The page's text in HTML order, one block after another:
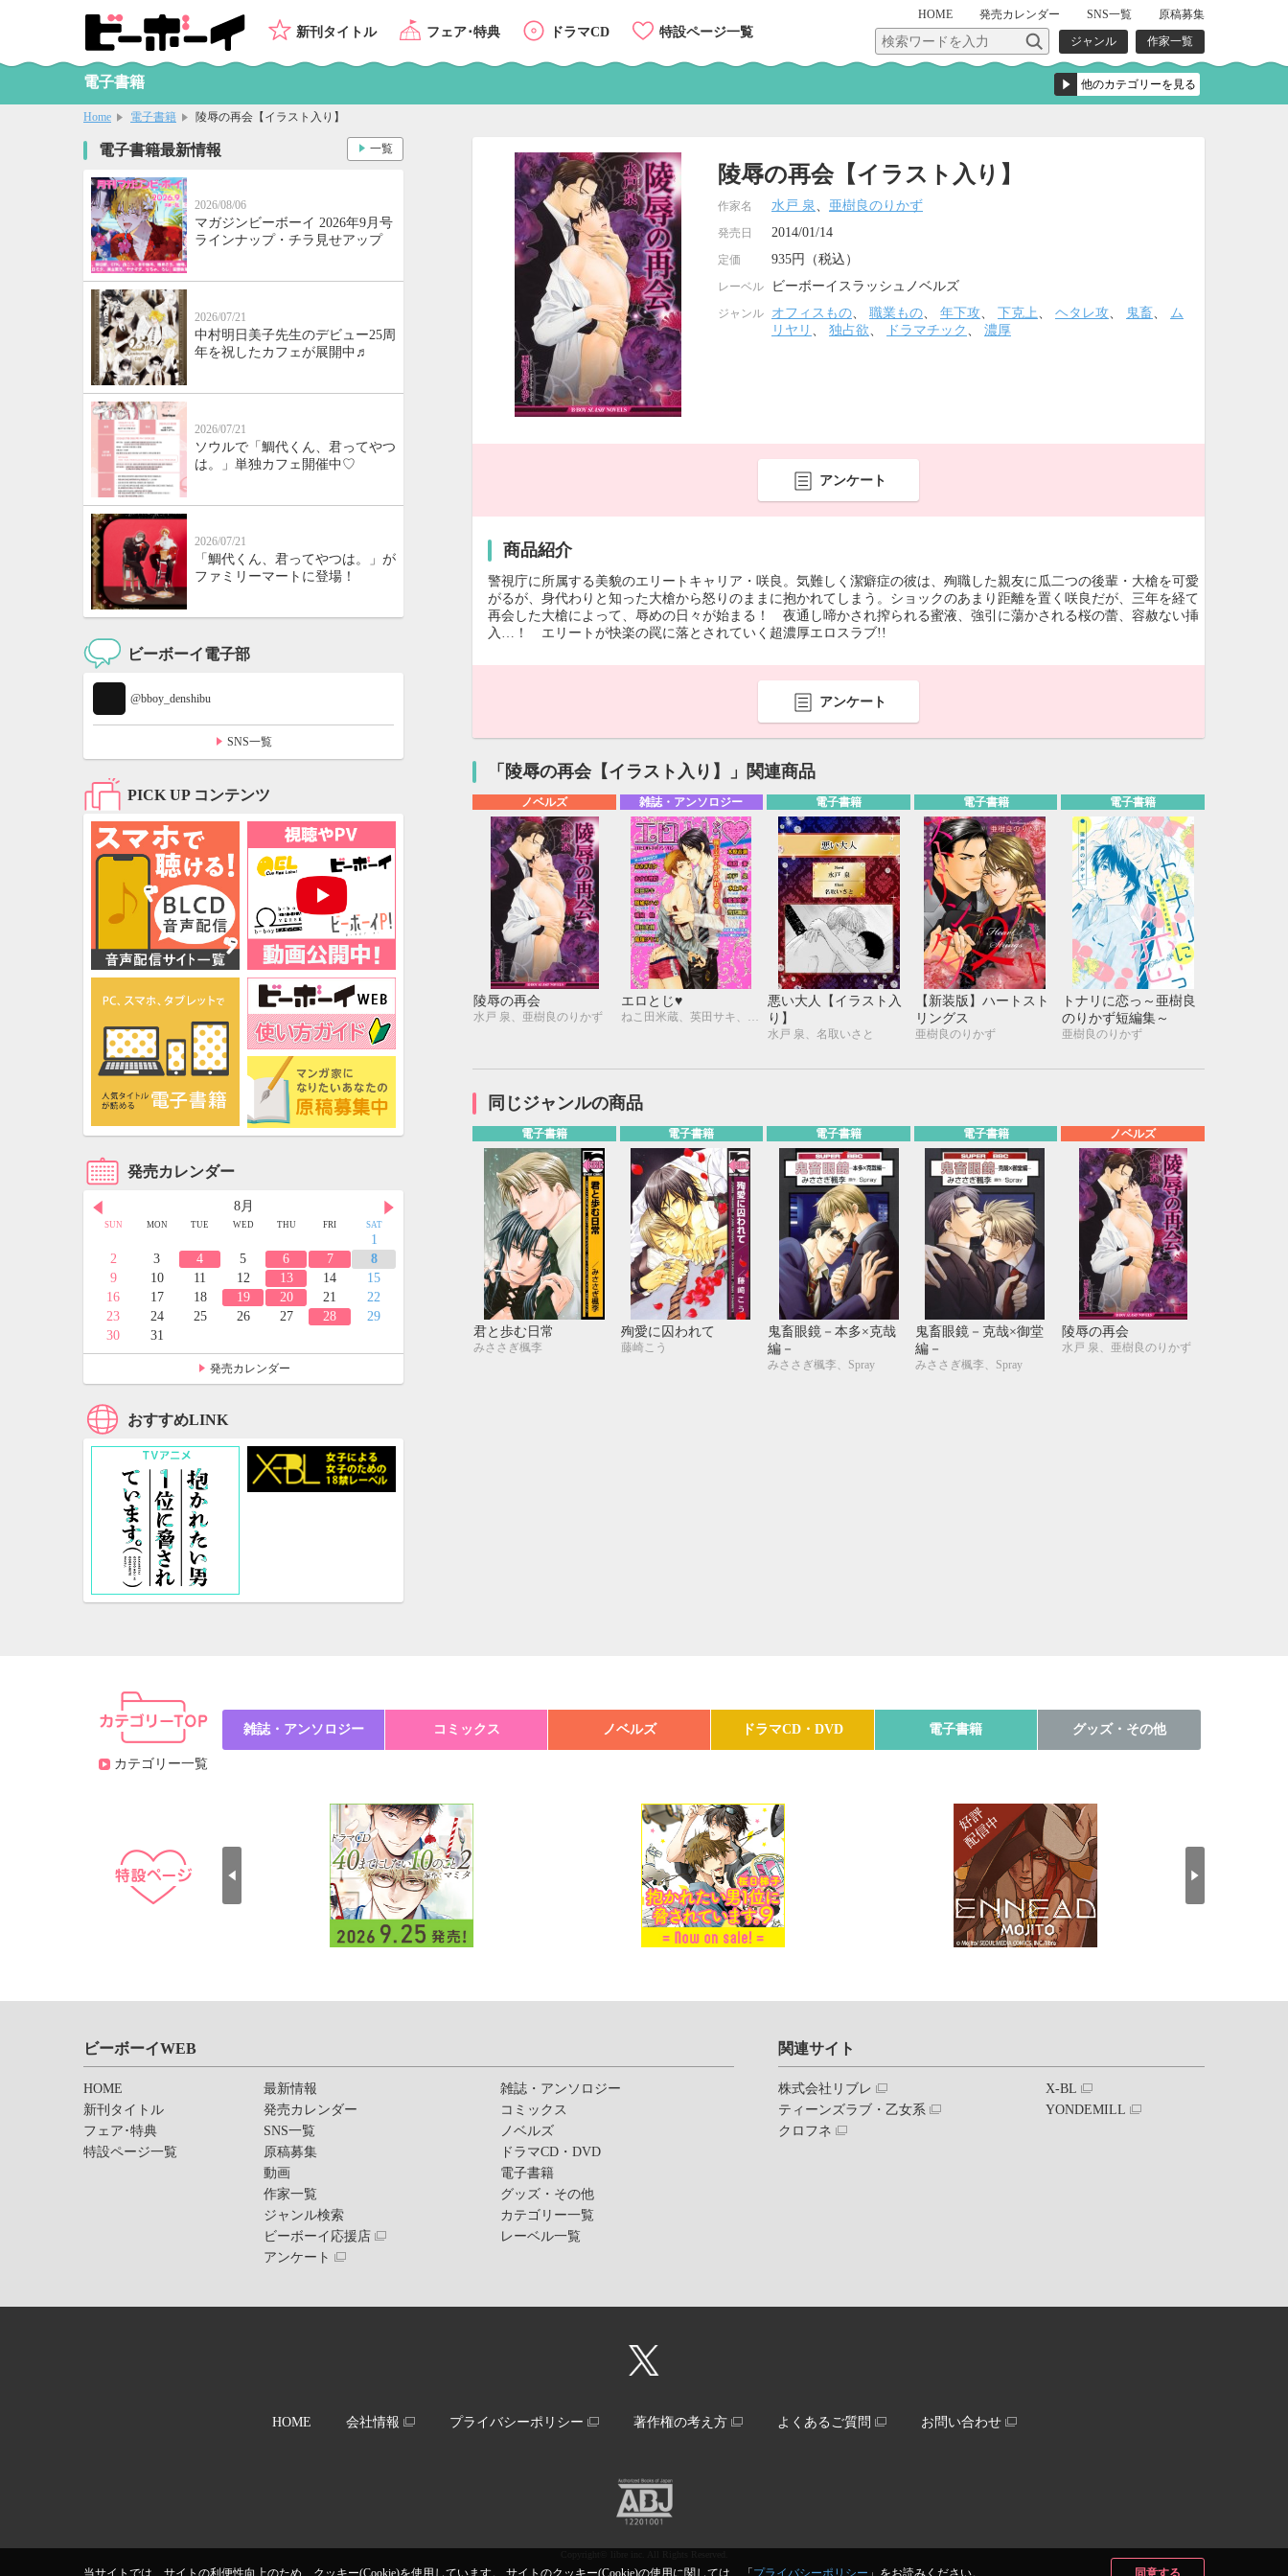
当サイトでは、サイトの利便性向上のため、クッキー(Cookie)を使用しています。 サイトのクッキー(Cookie)の使用に関しては、「 プライバシーポリシー 」をお読みください。 同意する
HOME 発売カレンダー SNS一覧
原稿募集
ジャンル
作家一覧
新刊タイトル フェア･特典 ドラマCD 特設ページ一覧
電子書籍
Home 電子書籍 陵辱の再会【イラスト入り】
陵辱の再会【イラスト入り】
作家名 水戸 泉、 亜樹良のりかず
発売日 2014/01/14
定価 935円（税込）
レーベル ビーボーイスラッシュノベルズ
ジャンル オフィスもの、 職業もの、 年下攻、 下克上、 ヘタレ攻、 鬼畜、 ム
リヤリ 、 独占欲、 ドラマチック 、 濃厚
アンケート
商品紹介
警視庁に所属する美貌のエリートキャリア・咲良。気難しく潔癖症の彼は、殉職した親友に瓜二つの後輩・大槍を可愛
がるが、身代わりと知った大槍から怒りのままに抱かれてしまう。ショックのあまり距離を置く咲良だが、三年を経て
再会した大槍によって、辱めの日々が始まる！ 夜通し啼かされ搾られる蜜液、強引に蕩かされる桜の蕾、容赦ない挿
入…！ エリートが快楽の罠に落とされていく超濃厚エロスラブ!!
アンケート
「陵辱の再会【イラスト入り】」関連商品
ノベルズ
陵辱の再会
水戸 泉、亜樹良のりかず
雑誌・アンソロジー
エロとじ♥
電子書籍
悪い大人【イラスト入
り】
水戸 泉、名取いさと
電子書籍
【新装版】ハートスト
リングス
亜樹良のりかず
電子書籍
トナリに恋っ～亜樹良
のりかず短編集～
亜樹良のりかず
同じジャンルの商品
電子書籍
君と歩む日常
みささぎ楓李
電子書籍
殉愛に囚われて
藤崎こう
電子書籍
鬼畜眼鏡－本多×克哉
編－
みささぎ楓李、Spray
電子書籍
鬼畜眼鏡－克哉×御堂
編－
みささぎ楓李、Spray
ノベルズ
陵辱の再会
水戸 泉、亜樹良のりかず
電子書籍最新情報
2026/08/06
マガジンビーボーイ 2026年9月号
ラインナップ・チラ見せアップ
2026/07/21
中村明日美子先生のデビュー25周
年を祝したカフェが展開中♬
2026/07/21
ソウルで「鯛代くん、君ってやつ
は。」単独カフェ開催中♡
2026/07/21
「鯛代くん、君ってやつは。」が
ファミリーマートに登場！
一覧
ビーボーイ電子部
@bboy_denshibu
SNS一覧
PICK UP コンテンツ
発売カレンダー
8月
SUN MON TUE WED THU FRI SAT
1
2
3 4 5 6 7
8
9
10 11 12 13 14
15
16
17 18 19 20 21
22
23
24 25 26 27 28
29
30
31
9月
MON TUE WED THU FRI SAT
1 2 4
5
8 9 11
12
15 16 18
19
22 23 25
26
29 30
10月
SUN MON TUE WED THU FRI SAT
2
3
5 6 7 8 9
10
11
12 13 14 15 16
17
19 20 21
24
25
26 27 28 29 30 31
発売カレンダー
おすすめLINK
カテゴリー一覧
雑誌・アンソロジー コミックス ノベルズ ドラマCD・DVD 電子書籍 グッズ・その他
ビーボーイWEB
HOME
新刊タイトル
フェア･特典
特設ページ一覧
最新情報
発売カレンダー
SNS一覧
原稿募集
動画
作家一覧
ジャンル検索
ビーボーイ応援店
アンケート
雑誌・アンソロジー
コミックス
ノベルズ
ドラマCD・DVD
電子書籍
グッズ・その他
カテゴリー一覧
レーベル一覧
関連サイト
株式会社リブレ
ティーンズラブ・乙女系
クロフネ
X-BL
YONDEMILL
HOME 会社情報 プライバシーポリシー 著作権の考え方 よくあるご質問 お問い合わせ